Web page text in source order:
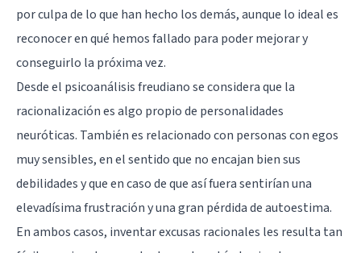
por culpa de lo que han hecho los demás, aunque lo ideal es
reconocer en qué hemos fallado para poder mejorar y
conseguirlo la próxima vez.
Desde el psicoanálisis freudiano se considera que la
racionalización es algo propio de personalidades
neuróticas. También es relacionado con personas con egos
muy sensibles, en el sentido que no encajan bien sus
debilidades y que en caso de que así fuera sentirían una
elevadísima frustración y una gran pérdida de autoestima.
En ambos casos, inventar excusas racionales les resulta tan